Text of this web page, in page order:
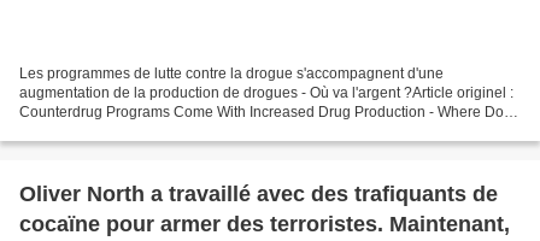
Les programmes de lutte contre la drogue s'accompagnent d'une
augmentation de la production de drogues - Où va l'argent ?Article originel :
Counterdrug Programs Come With Increased Drug Production - Where Does
Oliver North a travaillé avec des trafiquants de
cocaïne pour armer des terroristes. Maintenant,